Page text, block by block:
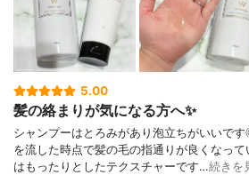
5.00
髪の絡まりが気になる方へ✨
シャンプーはとろみがあり泡立ちがいいで
を流した時点で髪の毛の指通りが良くなって
はもったりとしたテクスチャーです…続きを